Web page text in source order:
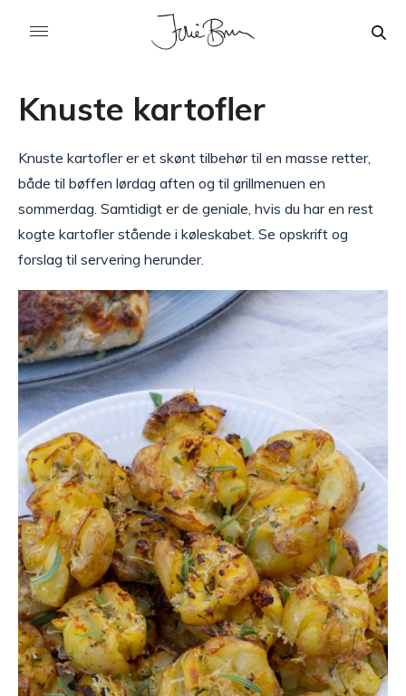
Knuste kartofler
Knuste kartofler er et skønt tilbehør til en masse retter,
både til bøffen lørdag aften og til grillmenuen en
sommerdag. Samtidigt er de geniale, hvis du har en rest
kogte kartofler stående i køleskabet. Se opskrift og
forslag til servering herunder.